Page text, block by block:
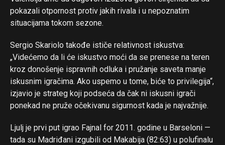
pokazali otpornost protiv jakih rivala i u nepoznatim
situacijama tokom sezone.
Sergio Skariolo takođe ističe relativnost iskustva:
„Videćemo da li će iskustvo moći da se prenese na teren
kroz donošenje ispravnih odluka i pružanje saveta manje
iskusnim igračima. Ako uspemo u tome, biće to privilegija“,
izjavio je strateg koji podseća da čak ni iskusni igrači
ponekad ne pruže očekivanu sigurnost kada je najvažnije.
Ljulj je prvi put igrao Fajnal for 2011. godine u Barseloni —
tada su Madriđani izgubili od Makabija (82:63) u polufinalu